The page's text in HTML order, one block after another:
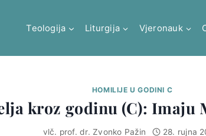
Teologija Liturgija Vjeronauk
HOMILIJE U GODINI C
kroz godinu (C): Imaju
vlč. prof. dr. Zvonko Pažin 28. rujna